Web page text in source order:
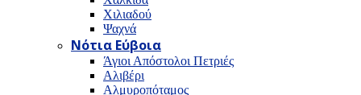
Χιλιαδού
Ψαχνά
Νότια Εύβοια
Άγιοι Απόστολοι Πετριές
Αλιβέρι
Αλμυροπόταμος